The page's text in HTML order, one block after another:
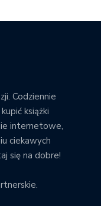
Codziennie
książki
internetowe,
ciekawych
się na dobre!